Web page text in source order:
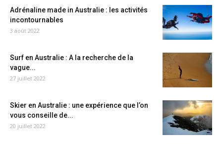
Adrénaline made in Australie : les activités
incontournables
3 août 2022
Surf en Australie : A la recherche de la
vague...
27 juillet 2022
Skier en Australie : une expérience que l’on
vous conseille de...
20 juillet 2022